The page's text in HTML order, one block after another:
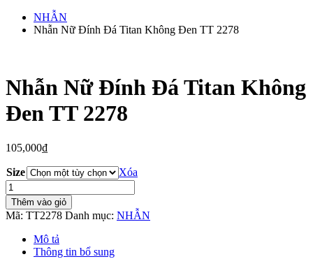
NHẪN
Nhẫn Nữ Đính Đá Titan Không Đen TT 2278
Nhẫn Nữ Đính Đá Titan Không
Đen TT 2278
105,000₫
Size
Xóa
Nhẫn
Nữ
Đính
Đá
Titan
Không
Thêm vào giỏ
Mã: TT2278 Danh mục: NHẪN
Mô tả
Thông tin bổ sung